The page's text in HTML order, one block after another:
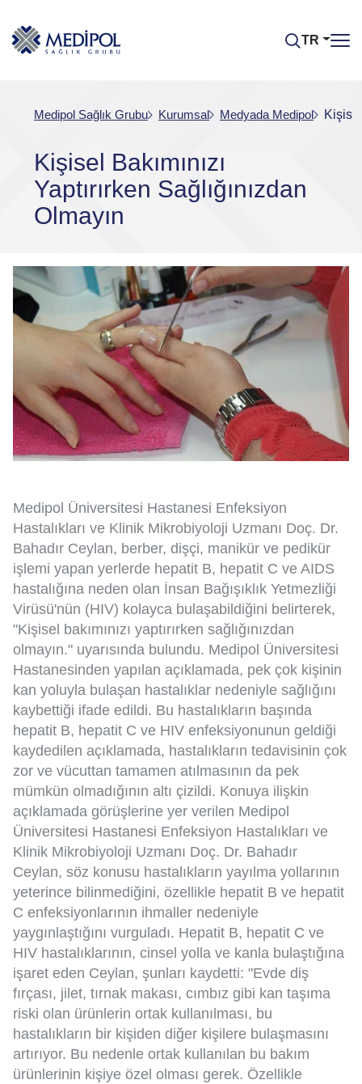
TR
Medipol Sağlık Grubu Kurumsal Medyada Medipol Kişisel
Kişisel Bakımınızı
Yaptırırken Sağlığınızdan
Olmayın
Medipol Üniversitesi Hastanesi Enfeksiyon
Hastalıkları ve Klinik Mikrobiyoloji Uzmanı Doç. Dr.
Bahadır Ceylan, berber, dişçi, manikür ve pedikür
işlemi yapan yerlerde hepatit B, hepatit C ve AIDS
hastalığına neden olan İnsan Bağışıklık Yetmezliği
Virüsü'nün (HIV) kolayca bulaşabildiğini belirterek,
"Kişisel bakımınızı yaptırırken sağlığınızdan
olmayın." uyarısında bulundu. Medipol Üniversitesi
Hastanesinden yapılan açıklamada, pek çok kişinin
kan yoluyla bulaşan hastalıklar nedeniyle sağlığını
kaybettiği ifade edildi. Bu hastalıkların başında
hepatit B, hepatit C ve HIV enfeksiyonunun geldiği
kaydedilen açıklamada, hastalıkların tedavisinin çok
zor ve vücuttan tamamen atılmasının da pek
mümkün olmadığının altı çizildi. Konuya ilişkin
açıklamada görüşlerine yer verilen Medipol
Üniversitesi Hastanesi Enfeksiyon Hastalıkları ve
Klinik Mikrobiyoloji Uzmanı Doç. Dr. Bahadır
Ceylan, söz konusu hastalıkların yayılma yollarının
yeterince bilinmediğini, özellikle hepatit B ve hepatit
C enfeksiyonlarının ihmaller nedeniyle
yaygınlaştığını vurguladı. Hepatit B, hepatit C ve
HIV hastalıklarının, cinsel yolla ve kanla bulaştığına
işaret eden Ceylan, şunları kaydetti: "Evde diş
fırçası, jilet, tırnak makası, cımbız gibi kan taşıma
riski olan ürünlerin ortak kullanılması, bu
hastalıkların bir kişiden diğer kişilere bulaşmasını
artırıyor. Bu nedenle ortak kullanılan bu bakım
ürünlerinin kişiye özel olması gerek. Özellikle